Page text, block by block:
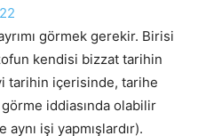
22
görmek gerekir. Birisi
kendisi bizzat tarihin
tarihin içerisinde, tarihe
iddiasında olabilir
işi yapmışlardır).